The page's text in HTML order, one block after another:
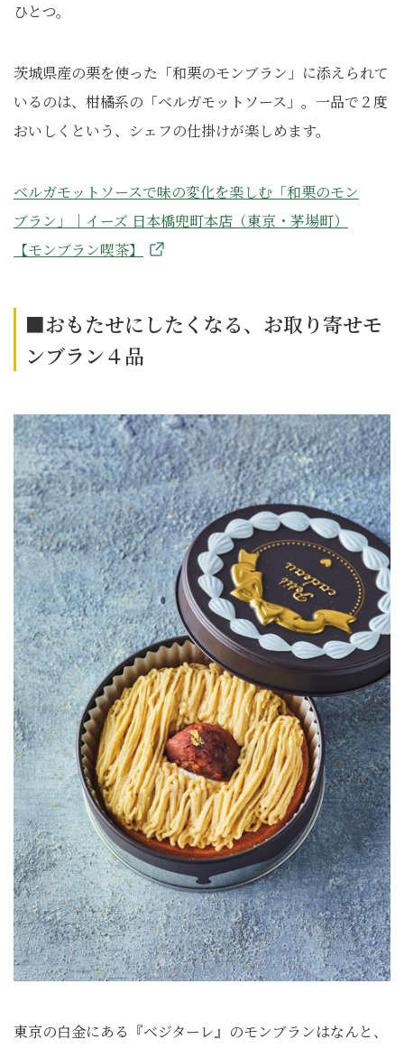
ひとつ。
茨城県産の栗を使った「和栗のモンブラン」に添えられて
いるのは、柑橘系の「ベルガモットソース」。一品で２度
おいしくという、シェフの仕掛けが楽しめます。
ベルガモットソースで味の変化を楽しむ「和栗のモン
ブラン」｜イーズ 日本橋兜町本店（東京・茅場町）
【モンブラン喫茶】
■おもたせにしたくなる、お取り寄せモ
ンブラン４品
東京の白金にある『ベジターレ』のモンブランはなんと、